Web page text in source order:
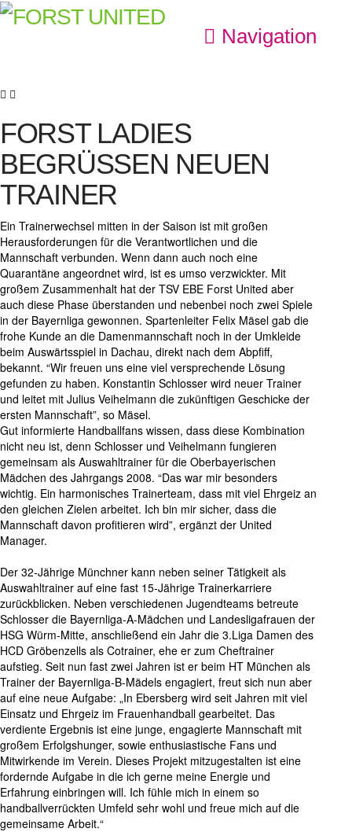
Navigation
FORST LADIES
BEGRÜSSEN NEUEN T
RAINER
Ein Trainerwechsel mitten in der Saison ist mit großen
Herausforderungen für die Verantwortlichen und die
Mannschaft verbunden. Wenn dann auch noch eine
Quarantäne angeordnet wird, ist es umso verzwickter. Mit
großem Zusammenhalt hat der TSV EBE Forst United aber
auch diese Phase überstanden und nebenbei noch zwei Spiele
in der Bayernliga gewonnen. Spartenleiter Felix Mäsel gab die
frohe Kunde an die Damenmannschaft noch in der Umkleide
beim Auswärtsspiel in Dachau, direkt nach dem Abpfiff,
bekannt. “Wir freuen uns eine viel versprechende Lösung
gefunden zu haben. Konstantin Schlosser wird neuer Trainer
und leitet mit Julius Veihelmann die zukünftigen Geschicke der
ersten Mannschaft”, so Mäsel.
Gut informierte Handballfans wissen, dass diese Kombination
nicht neu ist, denn Schlosser und Veihelmann fungieren
gemeinsam als Auswahltrainer für die Oberbayerischen
Mädchen des Jahrgangs 2008. “Das war mir besonders
wichtig. Ein harmonisches Trainerteam, dass mit viel Ehrgeiz an
den gleichen Zielen arbeitet. Ich bin mir sicher, dass die
Mannschaft davon profitieren wird”, ergänzt der United
Manager.
Der 32-Jährige Münchner kann neben seiner Tätigkeit als
Auswahltrainer auf eine fast 15-Jährige Trainerkarriere
zurückblicken. Neben verschiedenen Jugendteams betreute
Schlosser die Bayernliga-A-Mädchen und Landesligafrauen der
HSG Würm-Mitte, anschließend ein Jahr die 3.Liga Damen des
HCD Gröbenzells als Cotrainer, ehe er zum Cheftrainer
aufstieg. Seit nun fast zwei Jahren ist er beim HT München als
Trainer der Bayernliga-B-Mädels engagiert, freut sich nun aber
auf eine neue Aufgabe: „In Ebersberg wird seit Jahren mit viel
Einsatz und Ehrgeiz im Frauenhandball gearbeitet. Das
verdiente Ergebnis ist eine junge, engagierte Mannschaft mit
großem Erfolgshunger, sowie enthusiastische Fans und
Mitwirkende im Verein. Dieses Projekt mitzugestalten ist eine
fordernde Aufgabe in die ich gerne meine Energie und
Erfahrung einbringen will. Ich fühle mich in einem so
handballverrückten Umfeld sehr wohl und freue mich auf die
gemeinsame Arbeit.“